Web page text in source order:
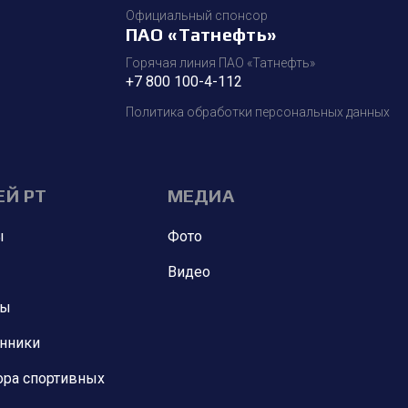
Официальный спонсор
ПАО «Татнефть»
Горячая линия ПАО «Татнефть»
+7 800 100-4-112
Политика обработки персональных данных
РТ
спортивных
МЕДИА
Фото
Видео